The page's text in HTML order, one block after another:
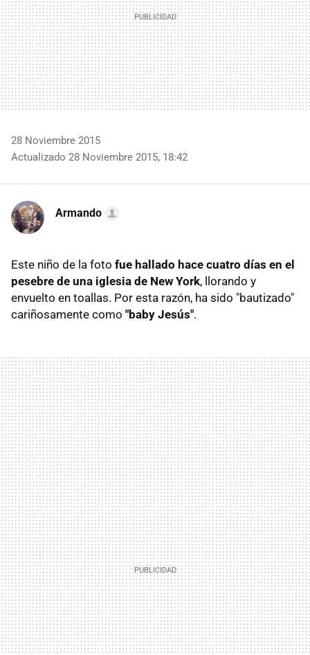
28 Noviembre 2015
Actualizado 28 Noviembre 2015, 18:42
Armando
Este niño de la foto fue hallado hace cuatro días en el
pesebre de una iglesia de New York, llorando y
envuelto en toallas. Por esta razón, ha sido "bautizado"
cariñosamente como "baby Jesús".